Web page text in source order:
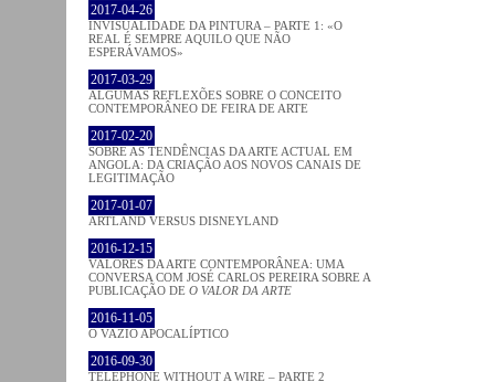
2017-04-26
INVISUALIDADE DA PINTURA – PARTE 1: «O
REAL É SEMPRE AQUILO QUE NÃO
ESPERÁVAMOS»
2017-03-29
ALGUMAS REFLEXÕES SOBRE O CONCEITO
CONTEMPORÂNEO DE FEIRA DE ARTE
2017-02-20
SOBRE AS TENDÊNCIAS DA ARTE ACTUAL EM
ANGOLA: DA CRIAÇÃO AOS NOVOS CANAIS DE
LEGITIMAÇÃO
2017-01-07
ARTLAND VERSUS DISNEYLAND
2016-12-15
VALORES DA ARTE CONTEMPORÂNEA: UMA
CONVERSA COM JOSÉ CARLOS PEREIRA SOBRE A
PUBLICAÇÃO DE O VALOR DA ARTE
2016-11-05
O VAZIO APOCALÍPTICO
2016-09-30
TELEPHONE WITHOUT A WIRE – PARTE 2